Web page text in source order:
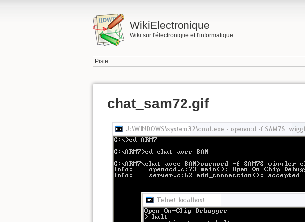
WikiElectronique
Wiki sur l'électronique et l'informatique
Piste :
chat_sam72.gif